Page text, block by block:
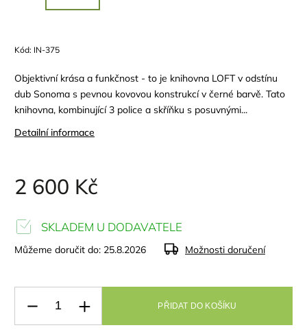
Kód: IN-375
Objektivní krása a funkčnost - to je knihovna LOFT v odstínu
dub Sonoma s pevnou kovovou konstrukcí v černé barvě. Tato
knihovna, kombinující 3 police a skříňku s posuvnými...
Detailní informace
2 600 Kč
SKLADEM U DODAVATELE
Můžeme doručit do: 25.8.2026 Možnosti doručení
PŘIDAT DO KOŠÍKU